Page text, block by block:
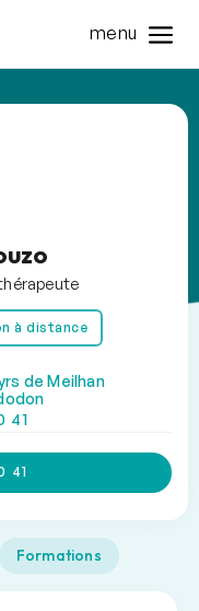
menu
à distance
de Meilhan
41
41
Formations